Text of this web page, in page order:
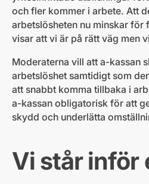
och fler kommer i arbete. Att
arbetslösheten nu minskar för
visar att vi är på rätt väg men
Moderaterna vill att a-kassan
arbetslöshet samtidigt som
att snabbt komma tillbaka i
a-kassan obligatorisk för att
skydd och underlätta
Vi står inför